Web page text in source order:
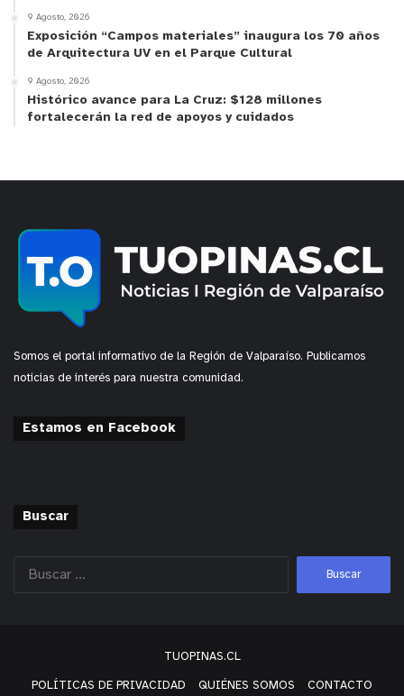
9 Agosto, 2026
Exposición “Campos materiales” inaugura los 70 años
de Arquitectura UV en el Parque Cultural
9 Agosto, 2026
Histórico avance para La Cruz: $128 millones
fortalecerán la red de apoyos y cuidados
Somos el portal informativo de la Región de Valparaíso. Publicamos
noticias de interés para nuestra comunidad.
Estamos en Facebook
Buscar
TUOPINAS.CL
POLÍTICAS DE PRIVACIDAD QUIÉNES SOMOS CONTACTO